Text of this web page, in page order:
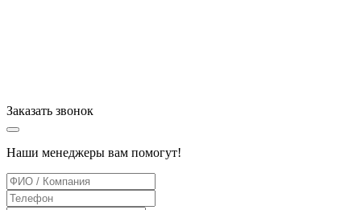
Заказать звонок
Наши менеджеры вам помогут!